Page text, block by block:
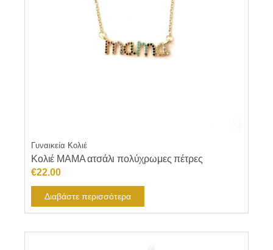
Γυναικεία Κολιέ
Κολιέ ΜΑΜΑ ατσάλι πολύχρωμες πέτρες
€22.00
Διαβάστε περισσότερα